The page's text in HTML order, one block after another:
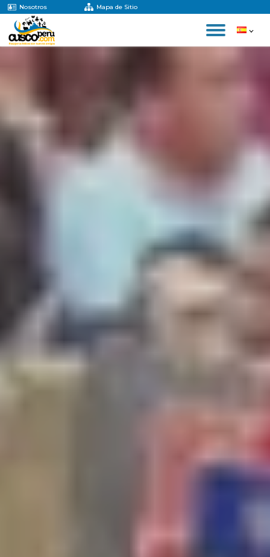
Nosotros Mapa de Sitio